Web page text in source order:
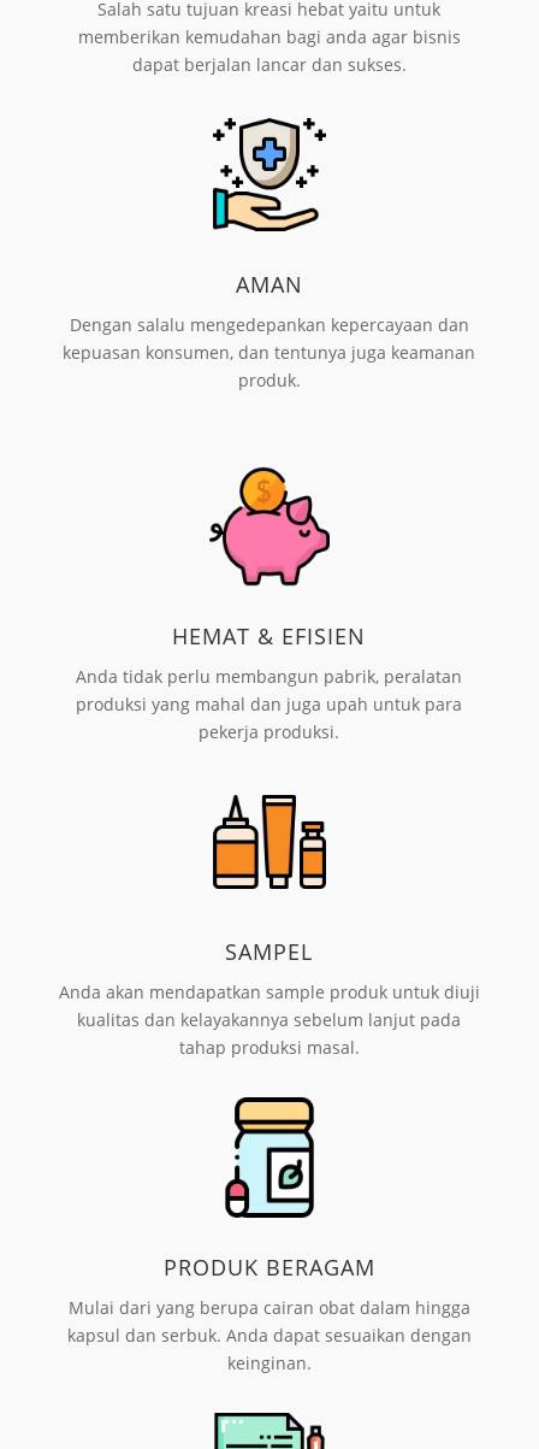
Salah satu tujuan kreasi hebat yaitu untuk
memberikan kemudahan bagi anda agar bisnis
dapat berjalan lancar dan sukses.
AMAN
Dengan salalu mengedepankan kepercayaan dan
kepuasan konsumen, dan tentunya juga keamanan
produk.
HEMAT & EFISIEN
Anda tidak perlu membangun pabrik, peralatan
produksi yang mahal dan juga upah untuk para
pekerja produksi.
SAMPEL
Anda akan mendapatkan sample produk untuk diuji
kualitas dan kelayakannya sebelum lanjut pada
tahap produksi masal.
PRODUK BERAGAM
Mulai dari yang berupa cairan obat dalam hingga
kapsul dan serbuk. Anda dapat sesuaikan dengan
keinginan.